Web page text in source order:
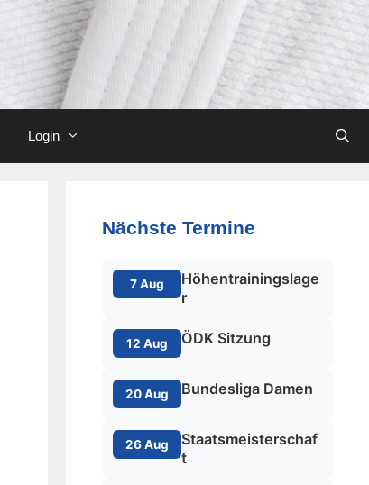
Login
Nächste Termine
7 Aug
Höhentrainingslage
r
12 Aug ÖDK Sitzung
20 Aug Bundesliga Damen
26 Aug
Staatsmeisterschaf
t